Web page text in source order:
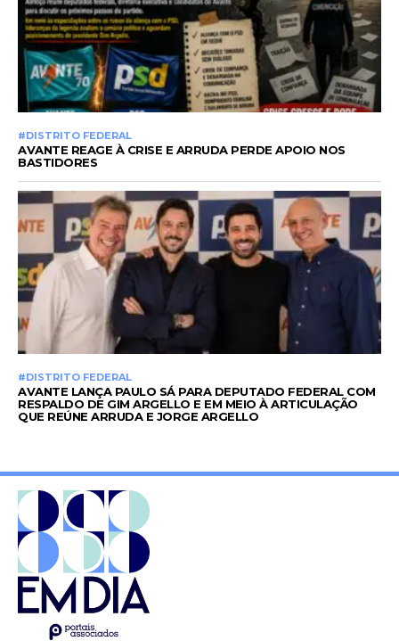
#DISTRITO FEDERAL
AVANTE REAGE À CRISE E ARRUDA PERDE APOIO NOS
BASTIDORES
#DISTRITO FEDERAL
AVANTE LANÇA PAULO SÁ PARA DEPUTADO FEDERAL COM
RESPALDO DE GIM ARGELLO E EM MEIO À ARTICULAÇÃO
QUE REÚNE ARRUDA E JORGE ARGELLO